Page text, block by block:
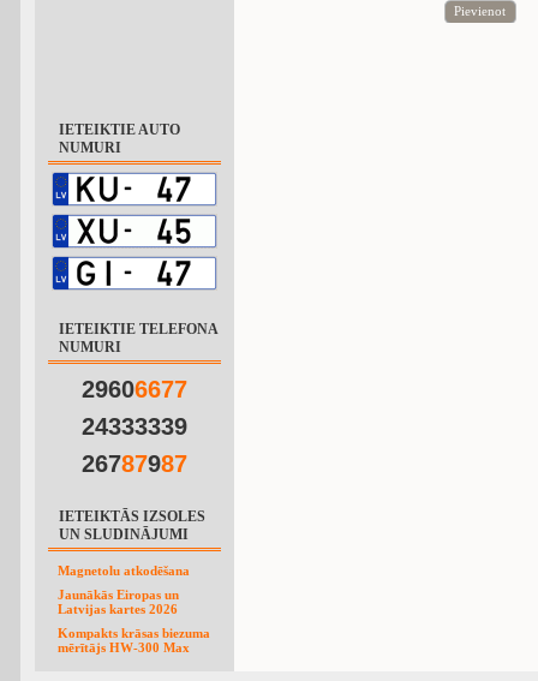
IETEIKTIE AUTO
NUMURI
IETEIKTIE TELEFONA
NUMURI
29606677
24333339
26787987
IETEIKTĀS IZSOLES
UN SLUDINĀJUMI
Magnetolu atkodēšana
Jaunākās Eiropas un
Latvijas kartes 2026
Kompakts krāsas biezuma
mērītājs HW-300 Max
Pievienot